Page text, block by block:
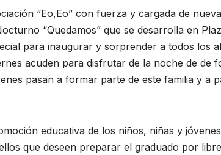
“Eo,Eo” con fuerza y cargada de
“Quedamos” que se desarrolla en
para inaugurar y sorprender a todos los
acuden para disfrutar de la noche de de
pasan a formar parte de este familia y a
educativa de los niños, niñas y
que deseen preparar el graduado por